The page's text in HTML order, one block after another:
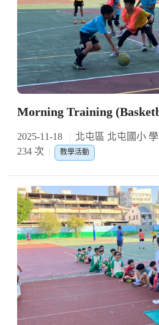
Morning Training
2025-11-18 北屯區 北屯國小
234 次
教學活動